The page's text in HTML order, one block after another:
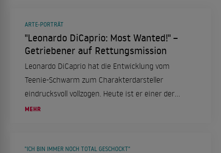
ARTE-PORTRÄT
"Leonardo DiCaprio: Most Wanted!" –
Getriebener auf Rettungsmission
Leonardo DiCaprio hat die Entwicklung vom
Teenie-Schwarm zum Charakterdarsteller
eindrucksvoll vollzogen. Heute ist er einer der
gefragtesten Hollywood-Stars. Doch sein größtes
MEHR
"ICH BIN IMMER NOCH TOTAL GESCHOCKT"